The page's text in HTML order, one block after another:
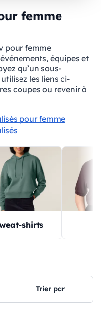
femme
pour femme
équipes et
qu’un sous-
les liens ci-
coupes ou revenir à
pour femme
shirts
Trier par